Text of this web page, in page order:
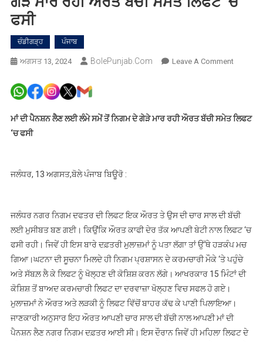
ਫਸੀ
ਚੰਡੀਗੜ੍ਹ ਪੰਜਾਬ
ਅਗਸਤ 13, 2024 BolePunjab.com Leave A CommentOn
ਲੈਣ
ਗੇੜੇ
ਔਰਤ
ਬੱਚੀ
ਸਮੇਤ
‘ਚ
ਫਸੀ
ਮਾਂ ਦੀ ਪੈਨਸ਼ਨ ਲੈਣ ਲਈ ਲੰਮੇ ਸਮੇਂ ਤੋਂ ਨਿਗਮ ਦੇ ਗੇੜੇ ਮਾਰ ਰਹੀ ਔਰਤ ਬੱਚੀ ਸਮੇਤ ਲਿਫਟ
‘ਚ ਫਸੀ
ਜਲੰਧਰ, 13 ਅਗਸਤ,ਬੋਲੇ ਪੰਜਾਬ ਬਿਊਰੋ :
ਜਲੰਧਰ ਨਗਰ ਨਿਗਮ ਦਫਤਰ ਦੀ ਲਿਫਟ ਇਕ ਔਰਤ ਤੇ ਉਸ ਦੀ ਚਾਰ ਸਾਲ ਦੀ ਬੱਚੀ
ਲਈ ਮੁਸੀਬਤ ਬਣ ਗਈ। ਕਿਉਂਕਿ ਔਰਤ ਕਾਫੀ ਦੇਰ ਤੱਕ ਆਪਣੀ ਬੇਟੀ ਨਾਲ ਲਿਫਟ ‘ਚ
ਫਸੀ ਰਹੀ। ਜਿਵੇਂ ਹੀ ਇਸ ਬਾਰੇ ਦਫ਼ਤਰੀ ਮੁਲਾਜ਼ਮਾਂ ਨੂੰ ਪਤਾ ਲੱਗਾ ਤਾਂ ਉੱਥੇ ਹੜਕੰਪ ਮਚ
ਗਿਆ।ਘਟਨਾ ਦੀ ਸੂਚਨਾ ਮਿਲਦੇ ਹੀ ਨਿਗਮ ਪ੍ਰਸ਼ਾਸਨ ਦੇ ਕਰਮਚਾਰੀ ਮੌਕੇ ‘ਤੇ ਪਹੁੰਚੇ
ਅਤੇ ਸੱਬਲ਼ ਲੈ ਕੇ ਲਿਫਟ ਨੂੰ ਖੋਲ੍ਹਣ ਦੀ ਕੋਸ਼ਿਸ਼ ਕਰਨ ਲੱਗੇ। ਆਖਰਕਾਰ 15 ਮਿੰਟਾਂ ਦੀ
ਕੋਸ਼ਿਸ਼ ਤੋਂ ਬਾਅਦ ਕਰਮਚਾਰੀ ਲਿਫਟ ਦਾ ਦਰਵਾਜ਼ਾ ਖੋਲ੍ਹਣ ਵਿਚ ਸਫਲ ਹੋ ਗਏ।
ਮੁਲਾਜ਼ਮਾਂ ਨੇ ਔਰਤ ਅਤੇ ਲੜਕੀ ਨੂੰ ਲਿਫਟ ਵਿੱਚੋਂ ਬਾਹਰ ਕੱਢ ਕੇ ਪਾਣੀ ਪਿਲਾਇਆ।
ਜਾਣਕਾਰੀ ਅਨੁਸਾਰ ਇਹ ਔਰਤ ਆਪਣੀ ਚਾਰ ਸਾਲ ਦੀ ਬੱਚੀ ਨਾਲ ਆਪਣੀ ਮਾਂ ਦੀ
ਪੈਨਸ਼ਨ ਲੈਣ ਨਗਰ ਨਿਗਮ ਦਫ਼ਤਰ ਆਈ ਸੀ। ਇਸ ਦੌਰਾਨ ਜਿਵੇਂ ਹੀ ਮਹਿਲਾ ਲਿਫਟ ਦੇ